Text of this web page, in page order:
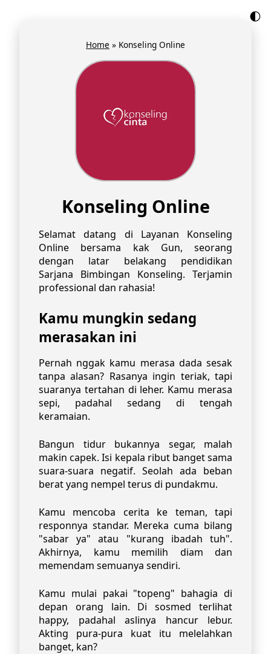
🌓
Home » Konseling Online
Konseling Online
Selamat datang di Layanan Konseling
Online bersama kak Gun, seorang
dengan latar belakang pendidikan
Sarjana Bimbingan Konseling. Terjamin
professional dan rahasia!
Kamu mungkin sedang
merasakan ini
Pernah nggak kamu merasa dada sesak
tanpa alasan? Rasanya ingin teriak, tapi
suaranya tertahan di leher. Kamu merasa
sepi, padahal sedang di tengah
keramaian.
Bangun tidur bukannya segar, malah
makin capek. Isi kepala ribut banget sama
suara-suara negatif. Seolah ada beban
berat yang nempel terus di pundakmu.
Kamu mencoba cerita ke teman, tapi
responnya standar. Mereka cuma bilang
"sabar ya" atau "kurang ibadah tuh".
Akhirnya, kamu memilih diam dan
memendam semuanya sendiri.
Kamu mulai pakai "topeng" bahagia di
depan orang lain. Di sosmed terlihat
happy, padahal aslinya hancur lebur.
Akting pura-pura kuat itu melelahkan
banget, kan?